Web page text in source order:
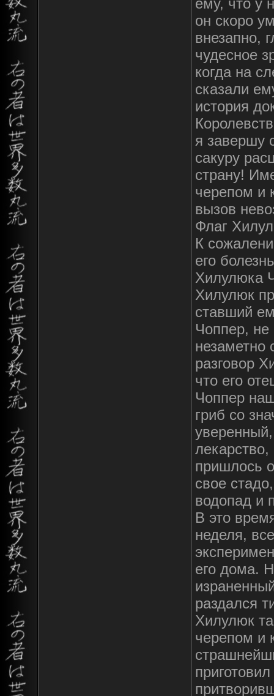
ему, что у
он скоро
внезапно,
чудесное
когда на
сказали
история
я завершу
сакуру
страну!
черепом и
вызов
Флаг
К
его
Хилулюка
Хилулюк
ставший
Чоппер, не
незаметно
разговор
что его
Чоппер
гриб со
уверенный,
пришлось
свое
водопад и
В это
неделя,
его дома.
раздался
Хилулюк
черепом и